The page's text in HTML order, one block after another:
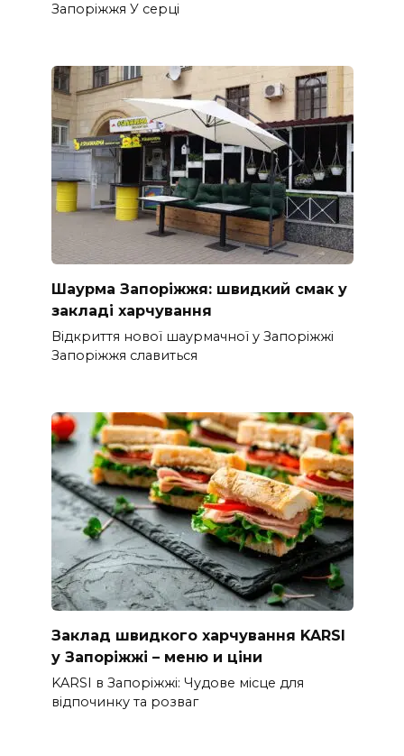
Запоріжжя У серці
Шаурма Запоріжжя: швидкий смак у
закладі харчування
Відкриття нової шаурмачної у Запоріжжі
Запоріжжя славиться
Заклад швидкого харчування KARSI
у Запоріжжі – меню и ціни
KARSI в Запоріжжі: Чудове місце для
відпочинку та розваг